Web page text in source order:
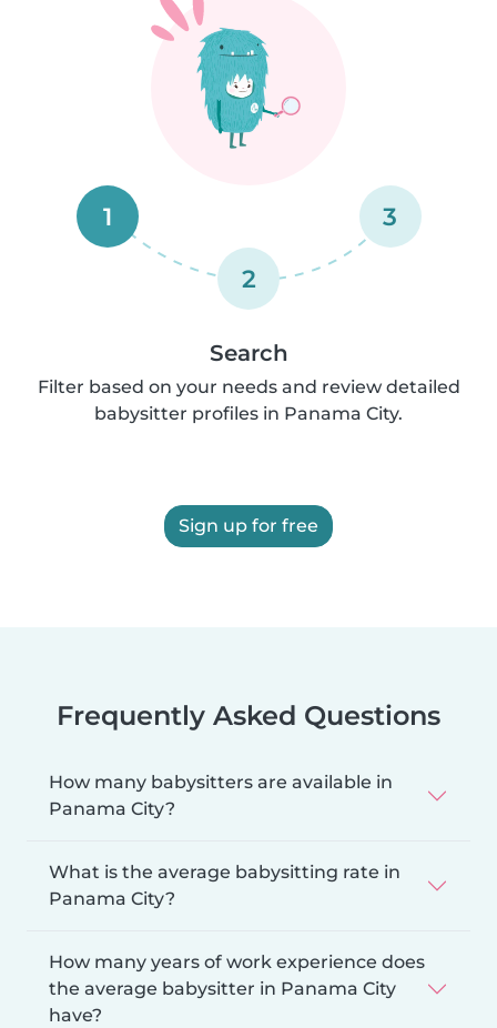
1
2
3
Search
Filter based on your needs and review detailed
babysitter profiles in Panama City.
Sign up for free
Frequently Asked Questions
How many babysitters are available in
Panama City?
What is the average babysitting rate in
Panama City?
How many years of work experience does
the average babysitter in Panama City
have?